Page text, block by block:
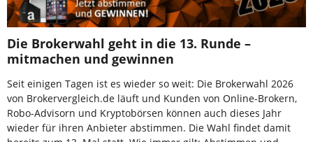
Die Brokerwahl geht in die 13. Runde –
mitmachen und gewinnen
Seit einigen Tagen ist es wieder so weit: Die Brokerwahl 2026
von Brokervergleich.de läuft und Kunden von Online-Brokern,
Robo-Advisorn und Kryptobörsen können auch dieses Jahr
wieder für ihren Anbieter abstimmen. Die Wahl findet damit